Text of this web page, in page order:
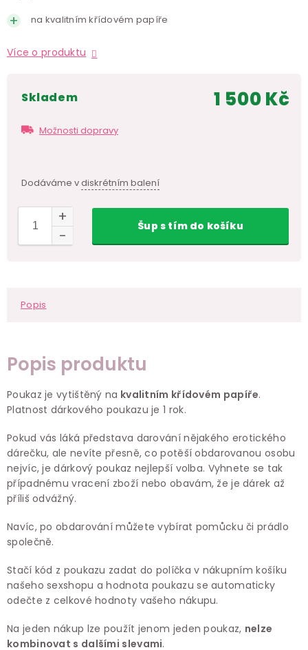
na kvalitním křídovém papíře
Více o produktu
skladem
Možnosti dopravy
Dodáváme vdiskrétním balení
1 500 Kč
Šups tímdo košíku
Popis
Popis produktu
Poukaz je vytištěný na kvalitním křídovém papíře.
Platnost dárkového poukazu je 1 rok.
Pokud vás láká představa darování nějakého erotického
dárečku, ale nevíte přesně, co potěší obdarovanou osobu
nejvíc, je dárkový poukaz nejlepší volba. Vyhnete se tak
případnému vracení zboží nebo obavám, že je dárek až
příliš odvážný.
Navíc, po obdarování můžete vybírat pomůcku či prádlo
společně.
Stačí kód z poukazu zadat do políčka v nákupním košíku
našeho sexshopu a hodnota poukazu se automaticky
odečte z celkové hodnoty vašeho nákupu.
Na jeden nákup lze použít jenom jeden poukaz, nelze
kombinovat s dalšími slevami.